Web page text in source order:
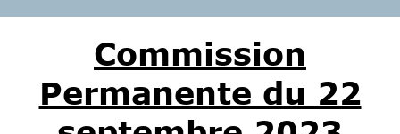
Commission
Permanente du 22